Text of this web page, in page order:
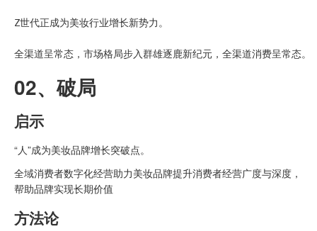
Z世代正成为美妆行业增长新势力。
全渠道呈常态，市场格局步入群雄逐鹿新纪元，全渠道消费呈常态。
02、破局
启示
“人”成为美妆品牌增长突破点。
全域消费者数字化经营助力美妆品牌提升消费者经营广度与深度，
帮助品牌实现长期价值
方法论